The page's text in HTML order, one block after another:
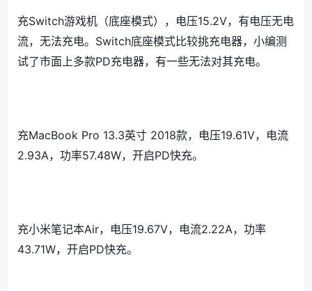
充Switch游戏机（底座模式），电压15.2V，有电压无电
流，无法充电。Switch底座模式比较挑充电器，小编测
试了市面上多款PD充电器，有一些无法对其充电。
充MacBook Pro 13.3英寸 2018款，电压19.61V，电流
2.93A，功率57.48W，开启PD快充。
充小米笔记本Air，电压19.67V，电流2.22A，功率
43.71W，开启PD快充。